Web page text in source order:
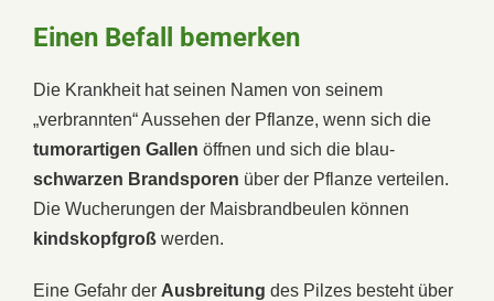
Einen Befall bemerken
Die Krankheit hat seinen Namen von seinem
„verbrannten“ Aussehen der Pflanze, wenn sich die
tumorartigen Gallen öffnen und sich die blau-
schwarzen Brandsporen über der Pflanze verteilen.
Die Wucherungen der Maisbrandbeulen können
kindskopfgroß werden.
Eine Gefahr der Ausbreitung des Pilzes besteht über